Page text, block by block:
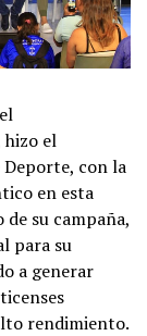
hizo el
con la
en esta
de su campaña,
para su
a generar
rendimiento.